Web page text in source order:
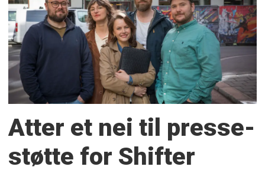
Atter et nei til presse­
støtte for Shifter